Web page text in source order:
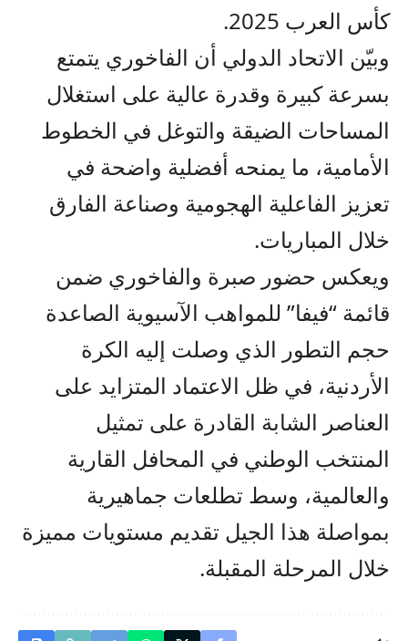
كأس العرب 2025.
وبيّن الاتحاد الدولي أن الفاخوري يتمتع
بسرعة كبيرة وقدرة عالية على استغلال
المساحات الضيقة والتوغل في الخطوط
الأمامية، ما يمنحه أفضلية واضحة في
تعزيز الفاعلية الهجومية وصناعة الفارق
خلال المباريات.
ويعكس حضور صبرة والفاخوري ضمن
قائمة “فيفا” للمواهب الآسيوية الصاعدة
حجم التطور الذي وصلت إليه الكرة
الأردنية، في ظل الاعتماد المتزايد على
العناصر الشابة القادرة على تمثيل
المنتخب الوطني في المحافل القارية
والعالمية، وسط تطلعات جماهيرية
بمواصلة هذا الجيل تقديم مستويات مميزة
خلال المرحلة المقبلة.